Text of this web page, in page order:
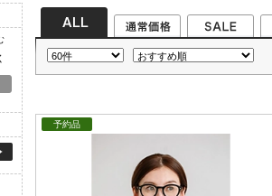
買うと送料無料)
予約品